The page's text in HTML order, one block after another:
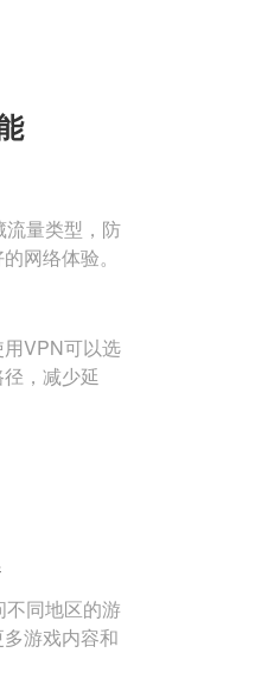
量类型，防
网络体验。
VPN可以选
，减少延
同地区的游
游戏内容和